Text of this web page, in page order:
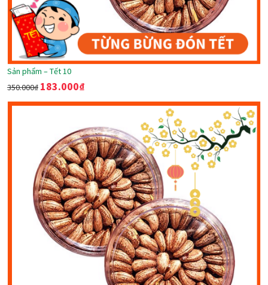
Sản phẩm – Tết 10
350.000₫ 183.000₫